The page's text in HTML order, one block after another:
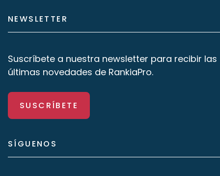
NEWSLETTER
Suscríbete a nuestra newsletter para recibir las
últimas novedades de RankiaPro.
SUSCRÍBETE
SÍGUENOS